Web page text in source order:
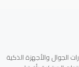
والأجهزة الذكية